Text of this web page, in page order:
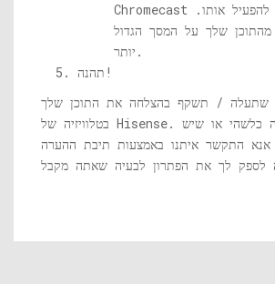
Chromecast עליו ברצונך להפעיל אותו.
שלך על המסך הגדול
יותר.
תהנה!
שתעלה / תשקף בהצלחה את התוכן שלך
בטלוויזיה של Hisense. אם יש לך בעיה כלשהי או שיש
התקשר איתנו באמצעות תיבת ההערה